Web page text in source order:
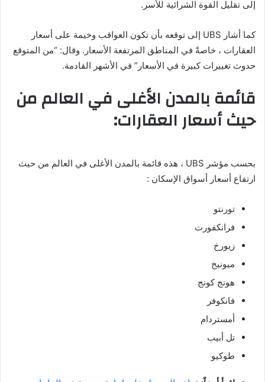
إلى تقليل القوة الشرائية للأسر.
كما أشار UBS إلى توقعه بأن تكون العواقب وخيمة على أسعار
العقارات ، خاصةً في المناطق المرتفعة الأسعار. وقال: “من المتوقع
حدوث تغييرات كبيرة في الأسعار” في الأشهر القادمة.
قائمة بالمدن الأغلى في العالم من
حيث أسعار العقارات:
بحسب مؤشر UBS ، هذه قائمة بالمدن الأغلى في العالم من حيث
ارتفاع أسعار أسواق الإسكان :
تورنتو
فرانكفورت
زيورخ
ميونيخ
هونج كونج
فانكوفر
أمستردام
تل أبيب
طوكيو